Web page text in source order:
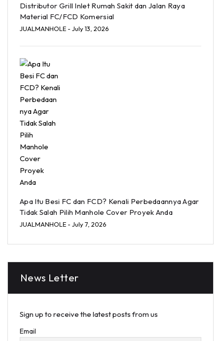
Distributor Grill Inlet Rumah Sakit dan Jalan Raya
Material FC/FCD Komersial
JUALMANHOLE - July 13, 2026
Apa Itu Besi FC dan FCD? Kenali Perbedaannya Agar
Tidak Salah Pilih Manhole Cover Proyek Anda
JUALMANHOLE - July 7, 2026
News Letter
Sign up to receive the latest posts from us
Email